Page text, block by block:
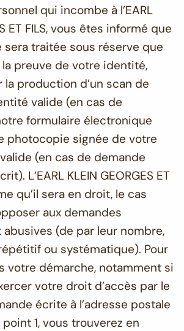
qui incombe à l’EARL
ET FILS, vous êtes informé que
traitée sous réserve que
preuve de votre identité,
production d’un scan de
valide (en cas de
formulaire électronique
photocopie signée de votre
(en cas de demande
L’EARL KLEIN GEORGES ET
qu’il sera en droit, le cas
aux demandes
(de par leur nombre,
ou systématique). Pour
votre démarche, notamment si
votre droit d’accès par le
écrite à l’adresse postale
1, vous trouverez en